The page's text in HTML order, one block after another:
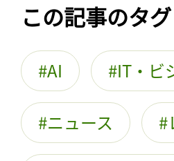
この記事のタグ
AI IT・ビ
ニュース